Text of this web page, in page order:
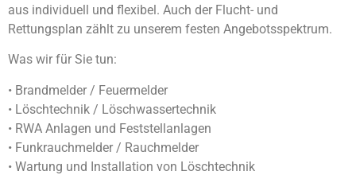
aus individuell und flexibel. Auch der Flucht- und
Rettungsplan zählt zu unserem festen Angebotsspektrum.
Was wir für Sie tun:
• Brandmelder / Feuermelder
• Löschtechnik / Löschwassertechnik
• RWA Anlagen und Feststellanlagen
• Funkrauchmelder / Rauchmelder
• Wartung und Installation von Löschtechnik